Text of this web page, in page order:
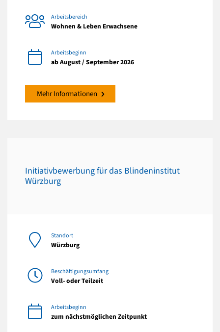
Arbeitsbereich
Wohnen & Leben Erwachsene
Arbeitsbeginn
ab August / September 2026
Mehr Informationen
Initiativbewerbung für das Blindeninstitut
Würzburg
Standort
Würzburg
Beschäftigungsumfang
Voll- oder Teilzeit
Arbeitsbeginn
zum nächstmöglichen Zeitpunkt